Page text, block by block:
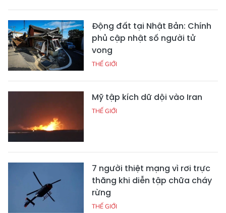
Động đất tại Nhật Bản: Chính
phủ cập nhật số người tử
vong
THẾ GIỚI
Mỹ tập kích dữ dội vào Iran
THẾ GIỚI
7 người thiệt mạng vì rơi trực
thăng khi diễn tập chữa cháy
rừng
THẾ GIỚI